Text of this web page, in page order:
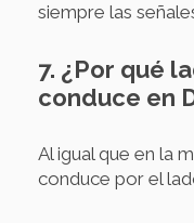
siempre las
7. ¿Por qué
conduce en
Al igual que en la
conduce por el